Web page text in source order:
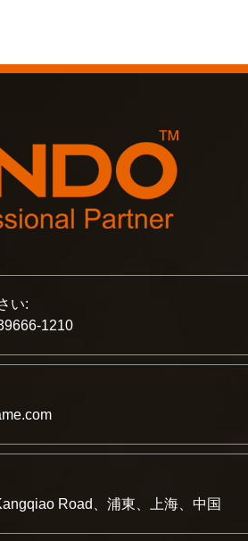
い:
1210
Road、浦東、上海、中国